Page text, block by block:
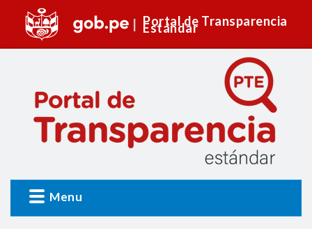
Portal de Transparencia
Estándar
Menu